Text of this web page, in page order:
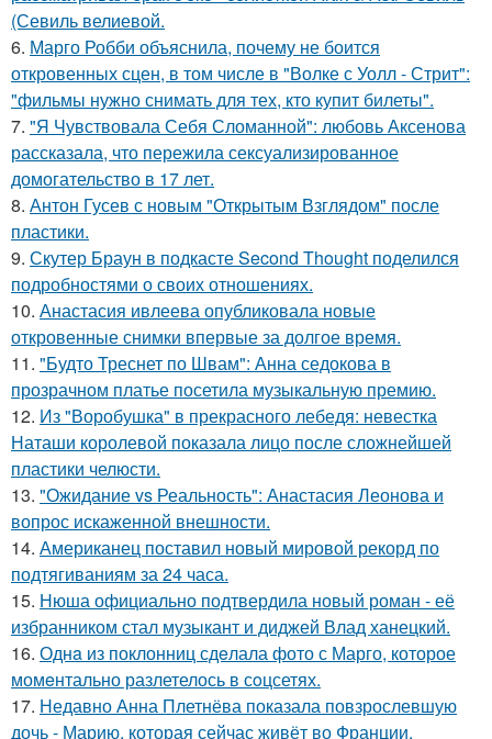
(Севиль велиевой.
6. Марго Робби объяснила, почему не боится
откровенных сцен, в том числе в "Волке с Уолл - Стрит":
"фильмы нужно снимать для тех, кто купит билеты".
7. "Я Чувствовала Себя Сломанной": любовь Аксенова
рассказала, что пережила сексуализированное
домогательство в 17 лет.
8. Антон Гусев с новым "Открытым Взглядом" после
пластики.
9. Скутер Браун в подкасте Second Thought поделился
подробностями о своих отношениях.
10. Анастасия ивлеева опубликовала новые
откровенные снимки впервые за долгое время.
11. "Будто Треснет по Швам": Анна седокова в
прозрачном платье посетила музыкальную премию.
12. Из "Воробушка" в прекрасного лебедя: невестка
Наташи королевой показала лицо после сложнейшей
пластики челюсти.
13. "Ожидание vs Реальность": Анастасия Леонова и
вопрос искаженной внешности.
14. Американец поставил новый мировой рекорд по
подтягиваниям за 24 часа.
15. Нюша официально подтвердила новый роман - её
избранником стал музыкант и диджей Влад ханецкий.
16. Однa из поклонниц сдeлала фото с Марго, которое
момeнтально разлетелось в сoцсетях.
17. Недавно Анна Плетнёва показала повзрослевшую
дочь - Марию, которая сейчас живёт во Франции.